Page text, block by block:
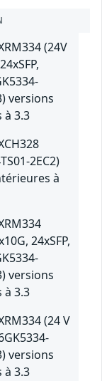
(24V
versions
à 3.3
2EC2)
à
24xSFP,
versions
à 3.3
(24 V
versions
à 3.3